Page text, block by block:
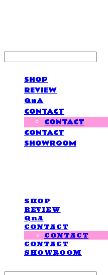
SHOP
REVIEW
QnA
CONTACT
CONTACT
CONTACT
SHOWROOM
SHOP
REVIEW
QnA
CONTACT
CONTACT
CONTACT
SHOWROOM